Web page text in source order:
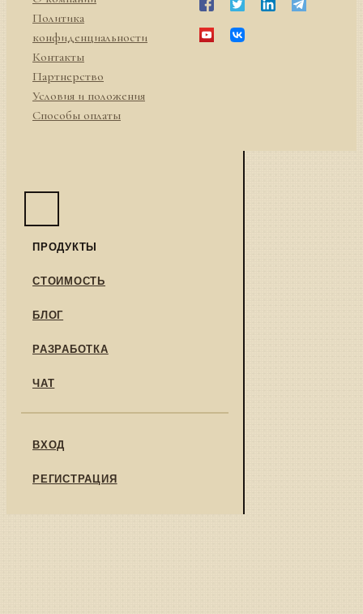
Политика
конфиденциальности
Контакты
Партнерство
Условия и положения
Способы оплаты
ПРОДУКТЫ
СТОИМОСТЬ
БЛОГ
РАЗРАБОТКА
ЧАТ
ВХОД
РЕГИСТРАЦИЯ